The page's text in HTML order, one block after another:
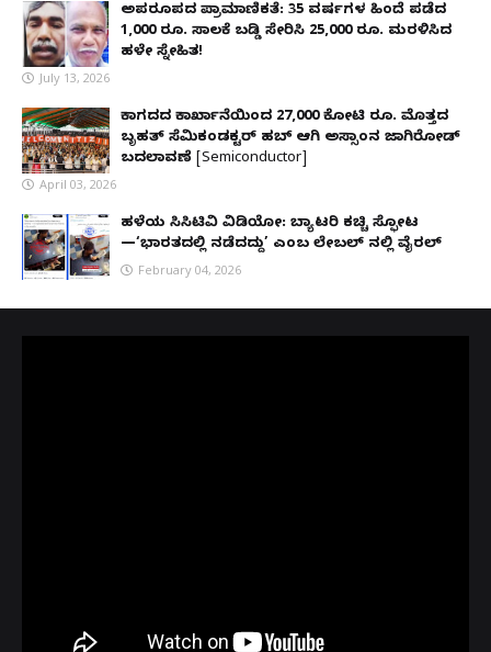
ಅಪರೂಪದ ಪ್ರಾಮಾಣಿಕತೆ: 35 ವರ್ಷಗಳ ಹಿಂದೆ ಪಡೆದ
1,000 ರೂ. ಸಾಲಕ್ಕೆ ಬಡ್ಡಿ ಸೇರಿಸಿ 25,000 ರೂ. ಮರಳಿಸಿದ
ಹಳೇ ಸ್ನೇಹಿತ!
July 13, 2026
ಕಾಗದದ ಕಾರ್ಖಾನೆಯಿಂದ 27,000 ಕೋಟಿ ರೂ. ಮೊತ್ತದ
ಬೃಹತ್ ಸೆಮಿಕಂಡಕ್ಟರ್ ಹಬ್ ಆಗಿ ಅಸ್ಸಾಂನ ಜಾಗಿರೋಡ್
ಬದಲಾವಣೆ [Semiconductor]
April 03, 2026
ಹಳೆಯ ಸಿಸಿಟಿವಿ ವಿಡಿಯೋ: ಬ್ಯಾಟರಿ ಕಚ್ಚಿ ಸ್ಫೋಟ
—‘ಭಾರತದಲ್ಲಿ ನಡೆದದ್ದು’ ಎಂಬ ಲೇಬಲ್ ನಲ್ಲಿ ವೈರಲ್
February 04, 2026